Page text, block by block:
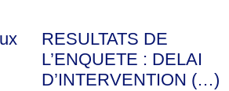
RESULTATS DE
L’ENQUETE : DELAI
D’INTERVENTION (…)